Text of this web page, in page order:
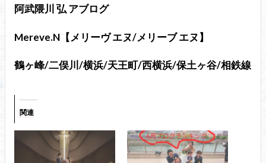
阿武隈川 弘 アブログ
Mereve.N【メリーヴ エヌ/メリーブ エヌ】
鶴ヶ峰/二俣川/横浜/天王町/西横浜/保土ヶ谷/相鉄線
関連